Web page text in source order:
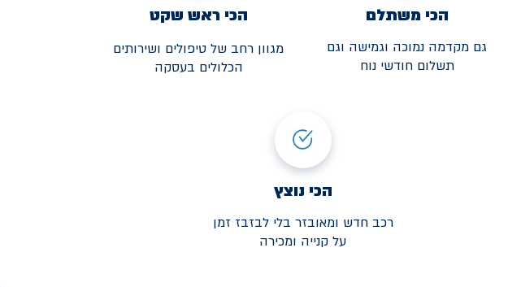
הכי משתלם
גם מקדמה נמוכה וגמישה וגם
תשלום חודשי נוח
הכי ראש שקט
מגוון רחב של טיפולים ושירותים
הכלולים בעסקה
הכי נוצץ
רכב חדש ומאובזר בלי לבזבז זמן
על קנייה ומכירה
מחיר חודשי החל מ- 3,190